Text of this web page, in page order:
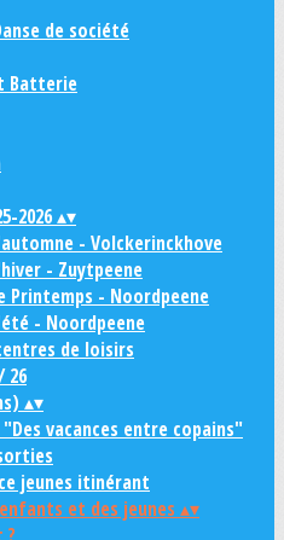
de société
Batterie
2026▴▾
- Volckerinckhove
- Zuytpeene
Printemps - Noordpeene
- Noordpeene
de loisirs
26
▴▾
vacances entre copains"
jeunes itinérant
et des jeunes ▴▾